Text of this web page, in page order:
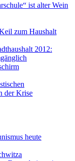
ist alter Wein
zum Haushalt
2012:
der Krise
heute